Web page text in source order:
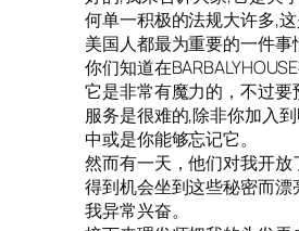
何单一积极的法规大许多,
美国人都最为重要的一件事
你们知道在
它是非常有魔力的，不过要
服务是很难的,除非你加入
中或是你能够忘记它。
然而有一天，他们对我开放
得到机会坐到这些秘密而漂
我异常兴奋。